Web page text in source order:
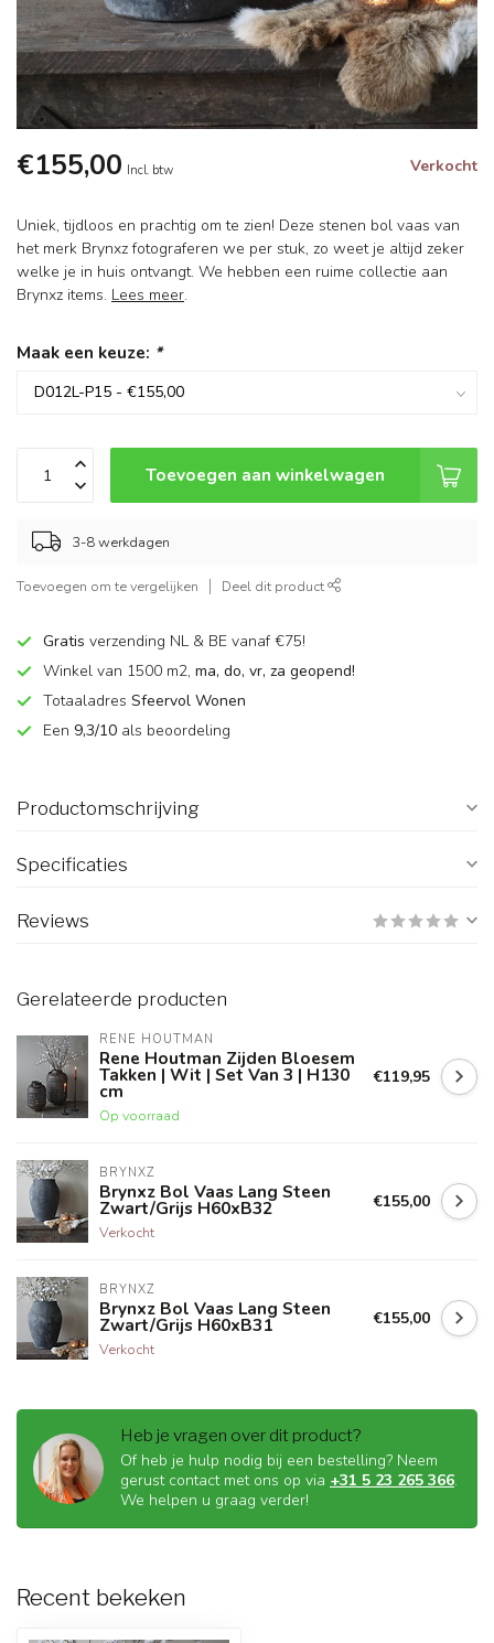
€155,00 Incl. btw Verkocht
Uniek, tijdloos en prachtig om te zien! Deze stenen bol vaas van
het merk Brynxz fotograferen we per stuk, zo weet je altijd zeker
welke je in huis ontvangt. We hebben een ruime collectie aan
Brynxz items. Lees meer.
Maak een keuze: *
Toevoegen aan winkelwagen
3-8 werkdagen
Toevoegen om te vergelijken Deel dit product
Gratis verzending NL & BE vanaf €75!
Winkel van 1500 m2, ma, do, vr, za geopend!
Totaaladres Sfeervol Wonen
Een 9,3/10 als beoordeling
Productomschrijving
Specificaties
Reviews
Gerelateerde producten
RENE HOUTMAN
Rene Houtman Zijden Bloesem
Takken | Wit | Set Van 3 | H130
cm
Op voorraad
€119,95
BRYNXZ
Brynxz Bol Vaas Lang Steen
Zwart/Grijs H60xB32
Verkocht
€155,00
BRYNXZ
Brynxz Bol Vaas Lang Steen
Zwart/Grijs H60xB31
Verkocht
€155,00
Heb je vragen over dit product?
Of heb je hulp nodig bij een bestelling? Neem
gerust contact met ons op via +31 5 23 265 366.
We helpen u graag verder!
Recent bekeken